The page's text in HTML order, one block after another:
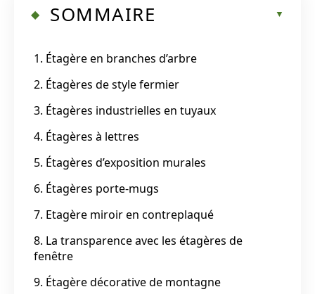
SOMMAIRE
1. Étagère en branches d’arbre
2. Étagères de style fermier
3. Étagères industrielles en tuyaux
4. Étagères à lettres
5. Étagères d’exposition murales
6. Étagères porte-mugs
7. Etagère miroir en contreplaqué
8. La transparence avec les étagères de
fenêtre
9. Étagère décorative de montagne